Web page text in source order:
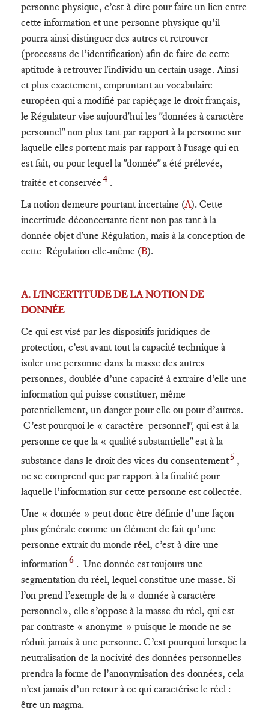
personne physique, c’est-à-dire pour faire un lien entre
cette information et une personne physique qu’il
pourra ainsi distinguer des autres et retrouver
(processus de l’identification) afin de faire de cette
aptitude à retrouver l'individu un certain usage. Ainsi
et plus exactement, empruntant au vocabulaire
européen qui a modifié par rapiéçage le droit français,
le Régulateur vise aujourd'hui les "données à caractère
personnel" non plus tant par rapport à la personne sur
laquelle elles portent mais par rapport à l'usage qui en
est fait, ou pour lequel la "donnée" a été prélevée,
traitée et conservée4 .
La notion demeure pourtant incertaine (A). Cette
incertitude déconcertante tient non pas tant à la
donnée objet d'une Régulation, mais à la conception de
cette Régulation elle-même (B).
A. L'INCERTITUDE DE LA NOTION DE
DONNÉE
Ce qui est visé par les dispositifs juridiques de
protection, c’est avant tout la capacité technique à
isoler une personne dans la masse des autres
personnes, doublée d’une capacité à extraire d’elle une
information qui puisse constituer, même
potentiellement, un danger pour elle ou pour d’autres.
C’est pourquoi le « caractère personnel", qui est à la
personne ce que la « qualité substantielle" est à la
substance dans le droit des vices du consentement5 ,
ne se comprend que par rapport à la finalité pour
laquelle l’information sur cette personne est collectée.
Une « donnée » peut donc être définie d’une façon
plus générale comme un élément de fait qu’une
personne extrait du monde réel, c’est-à-dire une
information6 . Une donnée est toujours une
segmentation du réel, lequel constitue une masse. Si
l’on prend l’exemple de la « donnée à caractère
personnel», elle s’oppose à la masse du réel, qui est
par contraste « anonyme » puisque le monde ne se
réduit jamais à une personne. C’est pourquoi lorsque la
neutralisation de la nocivité des données personnelles
prendra la forme de l’anonymisation des données, cela
n’est jamais d’un retour à ce qui caractérise le réel :
être un magma.